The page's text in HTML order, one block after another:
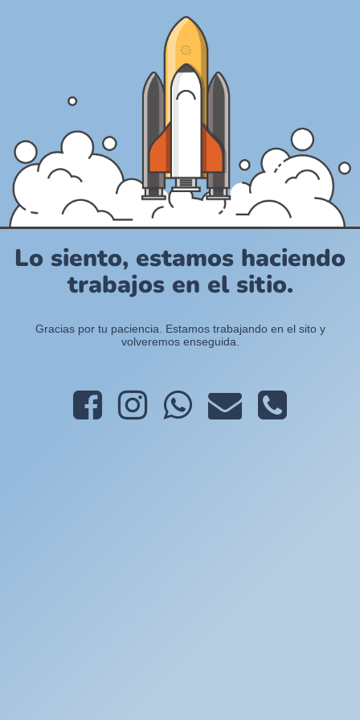
Lo siento, estamos haciendo
trabajos en el sitio.
Gracias por tu paciencia. Estamos trabajando en el sito y
volveremos enseguida.